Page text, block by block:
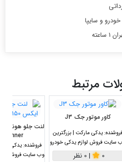
و سایپا
مرتبط
کاور موتور جک J3
فروشنده: یدکی مارکت | بزرگترین
سایت فروش لوازم یدکی خودرو
0
| 0 نظر
winner اصلی
فروشنده: یدکی
وب سایت فروش